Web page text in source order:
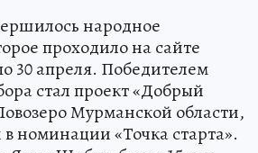
народное
проходило на сайте
30 апреля. Победителем
стал проект «Добрый
Мурманской области,
номинации «Точка старта».